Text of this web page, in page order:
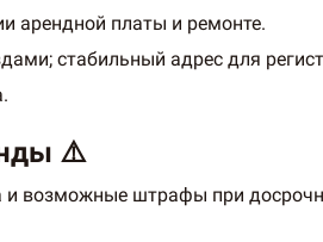
арендной платы и ремонте.
стабильный адрес для
⚠️
и возможные штрафы при